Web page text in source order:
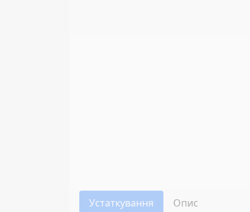
Устаткування Опис